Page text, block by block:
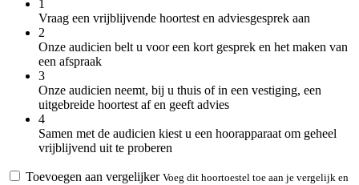
1
Vraag een vrijblijvende hoortest en adviesgesprek aan
2
Onze audicien belt u voor een kort gesprek en het maken van
een afspraak
3
Onze audicien neemt, bij u thuis of in een vestiging, een
uitgebreide hoortest af en geeft advies
4
Samen met de audicien kiest u een hoorapparaat om geheel
vrijblijvend uit te proberen
Toevoegen aan vergelijker Voeg dit hoortoestel toe aan je vergelijk en